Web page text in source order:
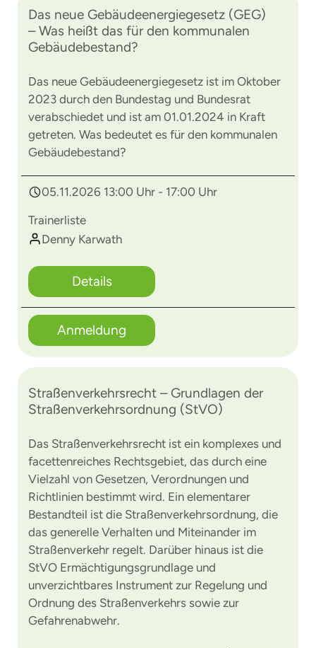
Das neue Gebäudeenergiegesetz (GEG)
– Was heißt das für den kommunalen
Gebäudebestand?
Das neue Gebäudeenergiegesetz ist im Oktober
2023 durch den Bundestag und Bundesrat
verabschiedet und ist am 01.01.2024 in Kraft
getreten. Was bedeutet es für den kommunalen
Gebäudebestand?
05.11.2026 13:00 Uhr - 17:00 Uhr
Trainerliste
Denny Karwath
Details
Anmeldung
Straßenverkehrsrecht – Grundlagen der
Straßenverkehrsordnung (StVO)
Das Straßenverkehrsrecht ist ein komplexes und
facettenreiches Rechtsgebiet, das durch eine
Vielzahl von Gesetzen, Verordnungen und
Richtlinien bestimmt wird. Ein elementarer
Bestandteil ist die Straßenverkehrsordnung, die
das generelle Verhalten und Miteinander im
Straßenverkehr regelt. Darüber hinaus ist die
StVO Ermächtigungsgrundlage und
unverzichtbares Instrument zur Regelung und
Ordnung des Straßenverkehrs sowie zur
Gefahrenabwehr.